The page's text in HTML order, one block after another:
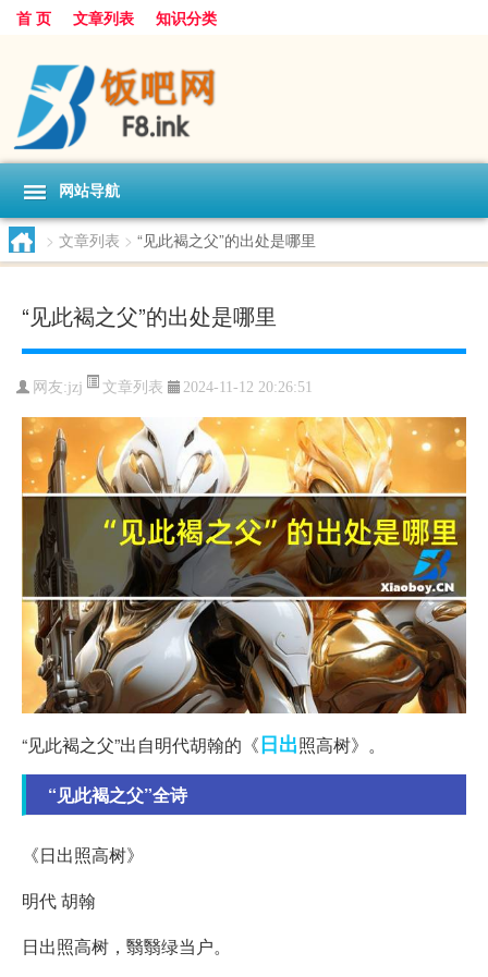
首 页 文章列表 知识分类
网站导航
> 文章列表 > “见此褐之父”的出处是哪里
“见此褐之父”的出处是哪里
网友:jzj 文章列表 2024-11-12 20:26:51
“见此褐之父”出自明代胡翰的《日出照高树》。
“见此褐之父”全诗
《日出照高树》
明代 胡翰
日出照高树，翳翳绿当户。